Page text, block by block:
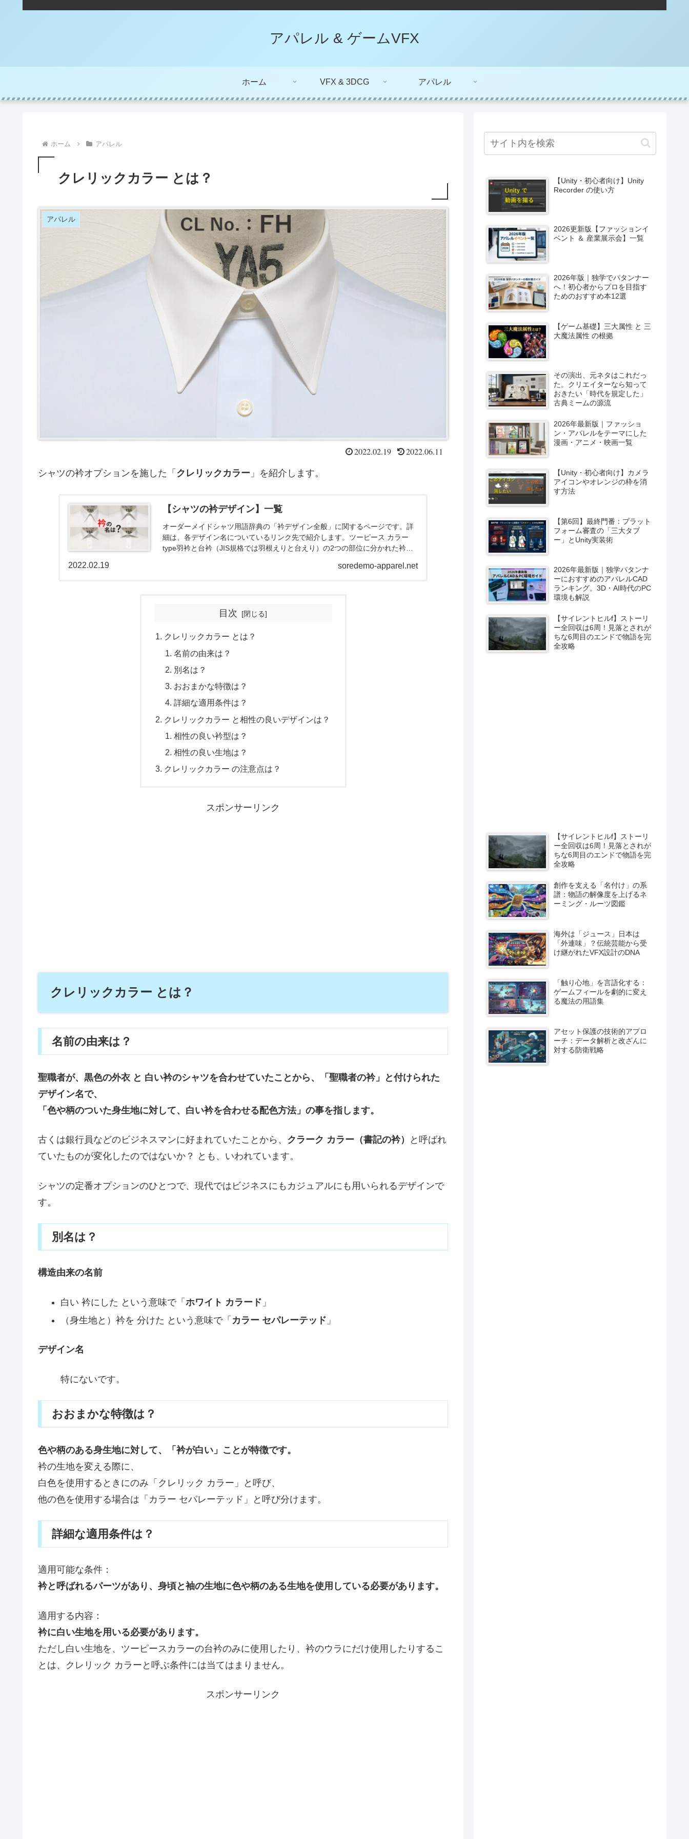
アパレル & ゲームVFX
ホーム VFX & 3DCG アパレル
ホーム アパレル
クレリックカラー とは？
アパレル
2022.02.19 2022.06.11
シャツの衿オプションを施した「 クレリックカラー 」を紹介します。
【シャツの衿デザイン】一覧
オーダーメイドシャツ用語辞典の「衿デザイン全般」に関するページです。詳
細は、各デザイン名についているリンク先で紹介します。ツーピース カラー
type羽衿と台衿（JIS規格では羽根えりと台えり）の2つの部位に分かれた衿で
soredemo-apparel.net
2022.02.19
目次
クレリックカラー とは？
名前の由来は？
別名は？
おおまかな特徴は？
詳細な適用条件は？
クレリックカラー と相性の良いデザインは？
相性の良い衿型は？
相性の良い生地は？
クレリックカラー の注意点は？
スポンサーリンク
クレリックカラー とは？
名前の由来は？
聖職者が、黒色の外衣 と 白い衿のシャツを合わせていたことから、「聖職者の衿」と付けられた
デザイン名で、
「色や柄のついた身生地に対して、白い衿を合わせる配色方法」の事を指します。
古くは銀行員などのビジネスマンに好まれていたことから、 クラーク カラー（書記の衿）
と呼ばれ
ていたものが変化したのではないか？ とも、いわれています。
シャツの定番オプションのひとつで、現代ではビジネスにもカジュアルにも用いられるデザインで
す。
別名は？
構造由来の名前
白い 衿にした という意味で「 ホワイト カラード 」
（身生地と）衿を 分けた という意味で「 カラー セパレーテッド 」
デザイン名
特にないです。
おおまかな特徴は？
色や柄のある身生地に対して、「衿が白い」ことが特徴です。
衿の生地を変える際に、
白色を使用するときにのみ「クレリック カラー」と呼び、
他の色を使用する場合は「カラー セパレーテッド」と呼び分けます。
詳細な適用条件は？
適用可能な条件：
衿と呼ばれるパーツがあり、身頃と袖の生地に色や柄のある生地を使用している必要があります。
適用する内容：
衿に白い生地を用いる必要があります。
ただし白い生地を、ツーピースカラーの台衿のみに使用したり、衿のウラにだけ使用したりするこ
とは、クレリック カラーと呼ぶ条件には当てはまりません。
スポンサーリンク
【Unity・初心者向け】Unity
Recorder の使い方
2026更新版【ファッションイ
ベント ＆ 産業展示会】一覧
2026年版｜独学でパタンナー
へ！初心者からプロを目指す
ためのおすすめ本12選
【ゲーム基礎】三大属性 と 三
大魔法属性 の根拠
その演出、元ネタはこれだっ
た。クリエイターなら知って
おきたい「時代を規定した」
古典ミームの源流
2026年最新版｜ファッショ
ン・アパレルをテーマにした
漫画・アニメ・映画一覧
【Unity・初心者向け】カメラ
アイコンやオレンジの枠を消
す方法
【第6回】最終門番：プラット
フォーム審査の「三大タブ
ー」とUnity実装術
2026年最新版｜独学パタンナ
ーにおすすめのアパレルCAD
ランキング。3D・AI時代のPC
環境も解説
【サイレントヒルf】ストーリ
ー全回収は6周！見落とされが
ちな6周目のエンドで物語を完
全攻略
【サイレントヒルf】ストーリ
ー全回収は6周！見落とされが
ちな6周目のエンドで物語を完
全攻略
創作を支える「名付け」の系
譜：物語の解像度を上げるネ
ーミング・ルーツ図鑑
海外は「ジュース」日本は
「外連味」？伝統芸能から受
け継がれたVFX設計のDNA
「触り心地」を言語化する：
ゲームフィールを劇的に変え
る魔法の用語集
アセット保護の技術的アプロ
ーチ：データ解析と改ざんに
対する防衛戦略